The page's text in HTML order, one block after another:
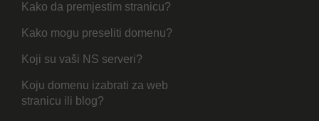
Kako da premjestim stranicu?
Kako mogu preseliti domenu?
Koji su vaši NS serveri?
Koju domenu izabrati za web
stranicu ili blog?